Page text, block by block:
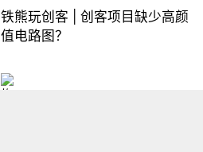
铁熊玩创客 | 创客项目缺少高颜
值电路图？